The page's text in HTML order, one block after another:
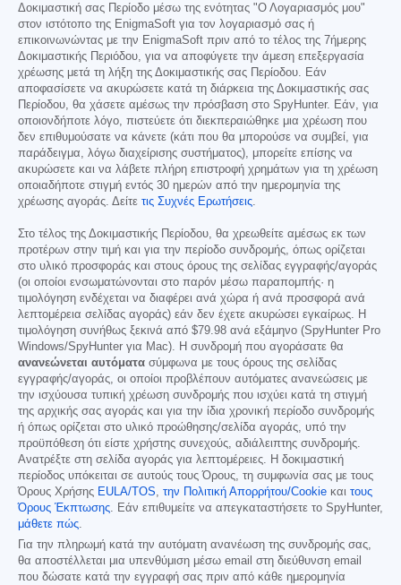
Δοκιμαστική σας Περίοδο μέσω της ενότητας "Ο Λογαριασμός μου"
στον ιστότοπο της EnigmaSoft για τον λογαριασμό σας ή
επικοινωνώντας με την EnigmaSoft πριν από το τέλος της 7ήμερης
Δοκιμαστικής Περιόδου, για να αποφύγετε την άμεση επεξεργασία
χρέωσης μετά τη λήξη της Δοκιμαστικής σας Περίοδου. Εάν
αποφασίσετε να ακυρώσετε κατά τη διάρκεια της Δοκιμαστικής σας
Περίοδου, θα χάσετε αμέσως την πρόσβαση στο SpyHunter. Εάν, για
οποιονδήποτε λόγο, πιστεύετε ότι διεκπεραιώθηκε μια χρέωση που
δεν επιθυμούσατε να κάνετε (κάτι που θα μπορούσε να συμβεί, για
παράδειγμα, λόγω διαχείρισης συστήματος), μπορείτε επίσης να
ακυρώσετε και να λάβετε πλήρη επιστροφή χρημάτων για τη χρέωση
οποιαδήποτε στιγμή εντός 30 ημερών από την ημερομηνία της
χρέωσης αγοράς. Δείτε τις Συχνές Ερωτήσεις.
Στο τέλος της Δοκιμαστικής Περίοδου, θα χρεωθείτε αμέσως εκ των
προτέρων στην τιμή και για την περίοδο συνδρομής, όπως ορίζεται
στο υλικό προσφοράς και στους όρους της σελίδας εγγραφής/αγοράς
(οι οποίοι ενσωματώνονται στο παρόν μέσω παραπομπής· η
τιμολόγηση ενδέχεται να διαφέρει ανά χώρα ή ανά προσφορά ανά
λεπτομέρεια σελίδας αγοράς) εάν δεν έχετε ακυρώσει εγκαίρως. Η
τιμολόγηση συνήθως ξεκινά από $79.98 ανά εξάμηνο (SpyHunter Pro
Windows/SpyHunter για Mac). Η συνδρομή που αγοράσατε θα
ανανεώνεται αυτόματα σύμφωνα με τους όρους της σελίδας
εγγραφής/αγοράς, οι οποίοι προβλέπουν αυτόματες ανανεώσεις με
την ισχύουσα τυπική χρέωση συνδρομής που ισχύει κατά τη στιγμή
της αρχικής σας αγοράς και για την ίδια χρονική περίοδο συνδρομής
ή όπως ορίζεται στο υλικό προώθησης/σελίδα αγοράς, υπό την
προϋπόθεση ότι είστε χρήστης συνεχούς, αδιάλειπτης συνδρομής.
Ανατρέξτε στη σελίδα αγοράς για λεπτομέρειες. Η δοκιμαστική
περίοδος υπόκειται σε αυτούς τους Όρους, τη συμφωνία σας με τους
Όρους Χρήσης EULA/TOS, την Πολιτική Απορρήτου/Cookie και τους
Όρους Έκπτωσης. Εάν επιθυμείτε να απεγκαταστήσετε το SpyHunter,
μάθετε πώς.
Για την πληρωμή κατά την αυτόματη ανανέωση της συνδρομής σας,
θα αποστέλλεται μια υπενθύμιση μέσω email στη διεύθυνση email
που δώσατε κατά την εγγραφή σας πριν από κάθε ημερομηνία